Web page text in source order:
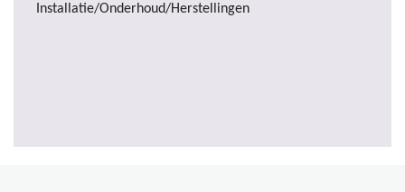
Installatie/Onderhoud/Herstellingen